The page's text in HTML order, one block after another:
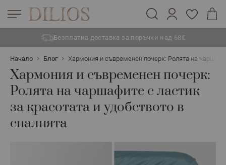
Безплатна доставка за поръчки над 68€
Начало Блог Хармония и съвременен почерк: Ролята на
Хармония и съвременен почерк:
Ролята на чаршафите с ластик
за красотата и удобството в
спалнята